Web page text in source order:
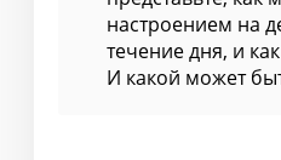
настроением на
течение дня, и
И какой может